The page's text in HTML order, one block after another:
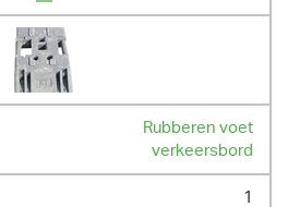
Rubberen voet
verkeersbord
1